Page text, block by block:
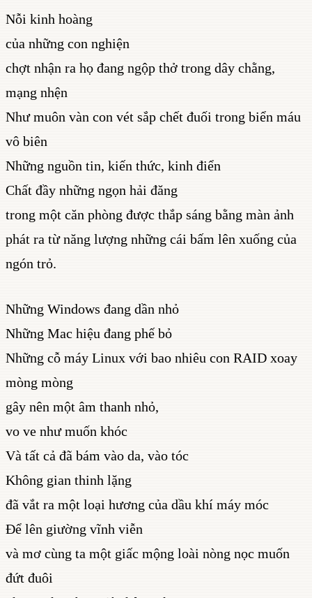
Nỗi kinh hoàng
của những con nghiện
chợt nhận ra họ đang ngộp thở trong dây chằng,
mạng nhện
Như muôn vàn con vét sắp chết đuối trong biển máu
vô biên
Những nguồn tin, kiến thức, kinh điển
Chất đầy những ngọn hải đăng
trong một căn phòng được thắp sáng bằng màn ảnh
phát ra từ năng lượng những cái bấm lên xuống của
ngón trỏ.
Những Windows đang dần nhỏ
Những Mac hiệu đang phế bỏ
Những cỗ máy Linux với bao nhiêu con RAID xoay
mòng mòng
gây nên một âm thanh nhỏ,
vo ve như muốn khóc
Và tất cả đã bám vào da, vào tóc
Không gian thinh lặng
đã vắt ra một loại hương của dầu khí máy móc
Để lên giường vĩnh viễn
và mơ cùng ta một giấc mộng loài nòng nọc muốn
đứt đuôi